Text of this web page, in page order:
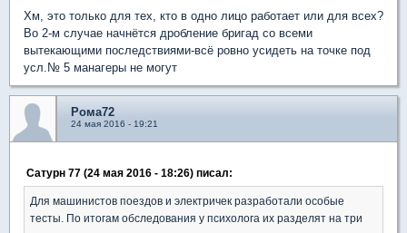
Хм, это только для тех, кто в одно лицо работает или для всех?
Во 2-м случае начнётся дробление бригад со всеми
вытекающими последствиями-всё ровно усидеть на точке под
усл.№ 5 манагеры не могут
Рома72
24 мая 2016 - 19:21
Сатурн 77 (24 мая 2016 - 18:26) писал:
Для машинистов поездов и электричек разработали особые
тесты. По итогам обследования у психолога их разделят на три